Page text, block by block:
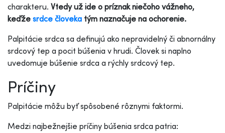
charakteru. Vtedy už ide o príznak niečoho vážneho,
keďže srdce človeka tým naznačuje na ochorenie.
Palpitácie srdca sa definujú ako nepravidelný či abnornálny
srdcový tep a pocit búšenia v hrudi. Človek si naplno
uvedomuje búšenie srdca a rýchly srdcový tep.
Príčiny
Palpitácie môžu byť spôsobené rôznymi faktormi.
Medzi najbežnejšie príčiny búšenia srdca patria: